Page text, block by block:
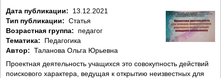
Дата публикации:
13.12.2021
Тип публикации: Статья
Возрастная группа:
педагог
Тематика:
Педагогика
Автор: Таланова Ольга Юрьевна
Проектная деятельность учащихся это совокупность действий
поискового характера, ведущая к открытию неизвестных для